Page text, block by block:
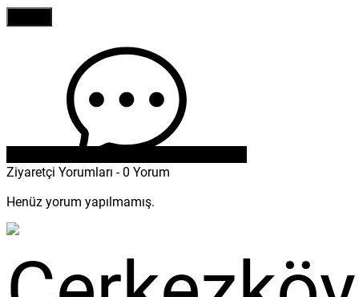
Ziyaretçi Yorumları - 0 Yorum
Henüz yorum yapılmamış.